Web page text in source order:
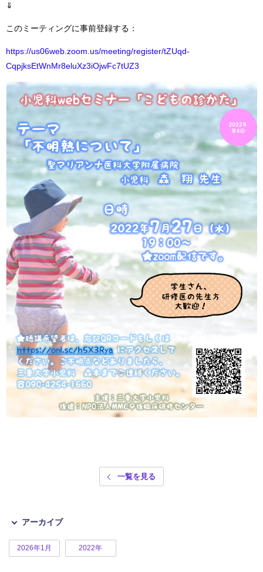
⇓
このミーティングに事前登録する：
https://us06web.zoom.us/meeting/register/tZUqd-
CqpjksEtWnMr8eluXz3iOjwFc7tUZ3
一覧を見る
アーカイブ
2026年1月 2022年